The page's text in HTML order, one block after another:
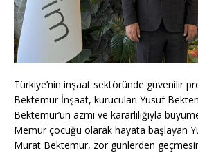
Türkiye’nin inşaat sektöründe güvenilir
Bektemur İnşaat, kurucuları Yusuf
Bektemur’un azmi ve kararlılığıyla
Memur çocuğu olarak hayata başlayan
Murat Bektemur, zor günlerden